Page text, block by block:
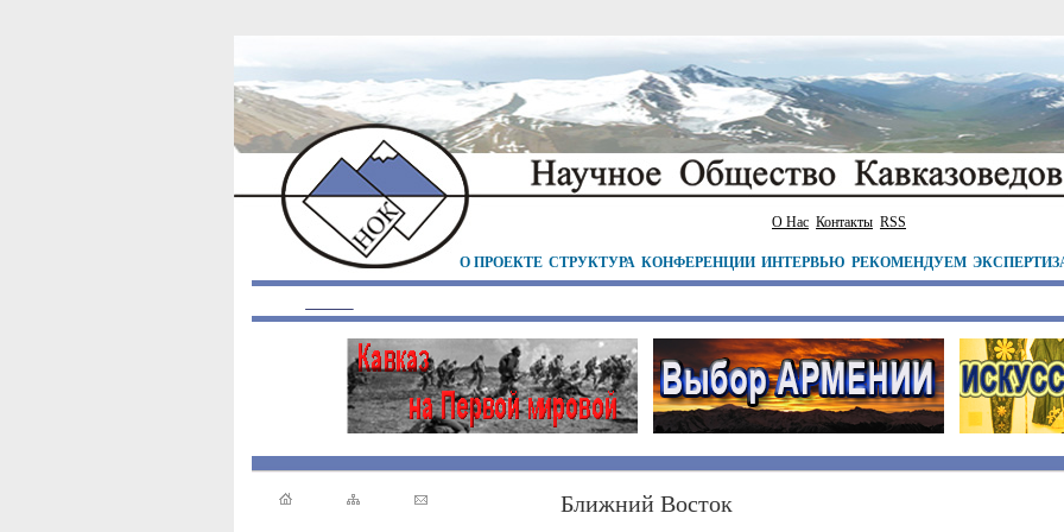
О Нас Контакты RSS
О ПРОЕКТЕ СТРУКТУРА КОНФЕРЕНЦИИ ИНТЕРВЬЮ РЕКОМЕНДУЕМ
Ближний Восток